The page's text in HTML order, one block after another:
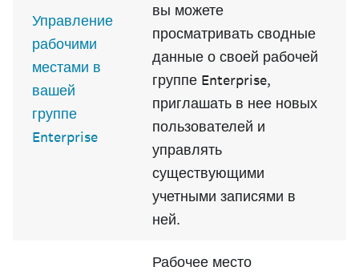
Управление
рабочими
местами в
вашей
группе
Enterprise
вы можете
просматривать сводные
данные о своей рабочей
группе Enterprise,
приглашать в нее новых
пользователей и
управлять
существующими
учетными записями в
ней.
Рабочее место